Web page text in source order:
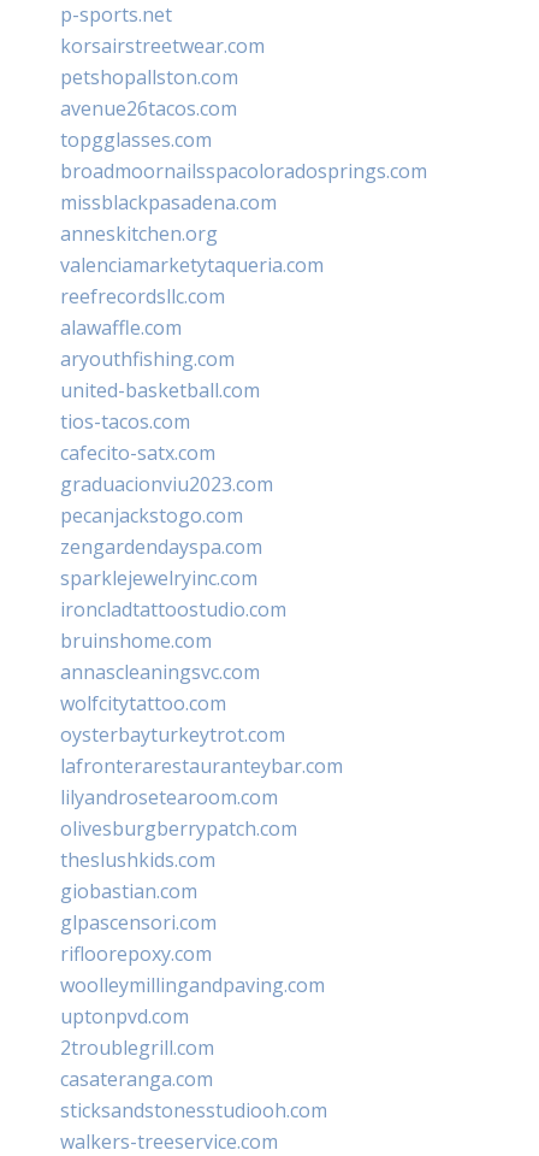
p-sports.net
korsairstreetwear.com
petshopallston.com
avenue26tacos.com
topgglasses.com
broadmoornailsspacoloradosprings.com
missblackpasadena.com
anneskitchen.org
valenciamarketytaqueria.com
reefrecordsllc.com
alawaffle.com
aryouthfishing.com
united-basketball.com
tios-tacos.com
cafecito-satx.com
graduacionviu2023.com
pecanjackstogo.com
zengardendayspa.com
sparklejewelryinc.com
ironcladtattoostudio.com
bruinshome.com
annascleaningsvc.com
wolfcitytattoo.com
oysterbayturkeytrot.com
lafronterarestauranteybar.com
lilyandrosetearoom.com
olivesburgberrypatch.com
theslushkids.com
giobastian.com
glpascensori.com
rifloorepoxy.com
woolleymillingandpaving.com
uptonpvd.com
2troublegrill.com
casateranga.com
sticksandstonesstudiooh.com
walkers-treeservice.com